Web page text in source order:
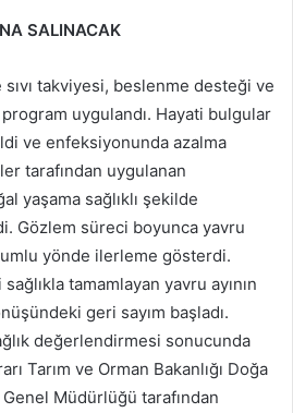
SALINACAK
sıvı takviyesi, beslenme desteği ve
uygulandı. Hayati bulgular
ve enfeksiyonunda azalma
tarafından uygulanan
yaşama sağlıklı şekilde
Gözlem süreci boyunca yavru
yönde ilerleme gösterdi.
tamamlayan yavru ayının
geri sayım başladı.
değerlendirmesi sonucunda
Tarım ve Orman Bakanlığı Doğa
Müdürlüğü tarafından